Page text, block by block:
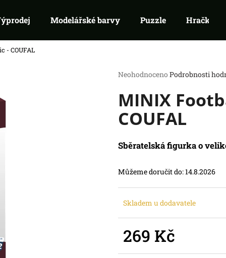
Modelářské barvy Puzzle Hračky
- COUFAL
Průměrné
produktu
je
0,0
z
hvězdiček.
Neohodnoceno Podrobnosti
MINIX
COUFAL
Sběratelská figurka o
Můžeme doručit do:14.8.2026
Skladem u dodavatele
269 Kč
Co potřebujete najít?
HLEDAT
LEAGUE OF LEGENDS
SWU 08: